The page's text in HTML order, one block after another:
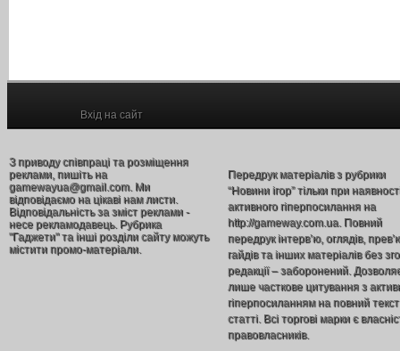
Вхід на сайт
З приводу співпраці та розміщення
реклами, пишіть на
gamewayua@gmail.com. Ми
відповідаємо на цікаві нам листи.
Відповідальність за зміст реклами -
несе рекламодавець. Рубрика
"Гаджети" та інші розділи сайту можуть
містити промо-матеріали.
Передрук матеріалів з рубрики
“Новини ігор” тільки при
активного гіперпосилання на
http://gameway.com.ua. Повний
передрук інтерв’ю, оглядів,
гайдів та інших матеріалів без
редакції – заборонений.
лише часткове цитування з
гіперпосиланням на повний текст
статті. Всі торгові марки є
правовласників.